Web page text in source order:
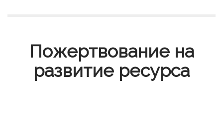
Пожертвование на
развитие ресурса